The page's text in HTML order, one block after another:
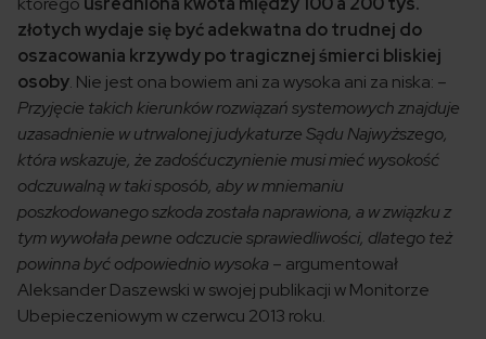
złotych wydaje się być adekwatna do trudnej do
oszacowania krzywdy po tragicznej śmierci bliskiej
osoby. Nie jest ona bowiem ani za wysoka ani za niska: –
Przyjęcie takich kierunków rozwiązań systemowych znajduje
uzasadnienie w utrwalonej judykaturze Sądu Najwyższego,
która wskazuje, że zadośćuczynienie musi mieć wysokość
odczuwalną w taki sposób, aby w mniemaniu
poszkodowanego szkoda została naprawiona, a w związku z
tym wywołała pewne odczucie sprawiedliwości, dlatego też
powinna być odpowiednio wysoka– argumentował
Aleksander Daszewski w swojej publikacji w Monitorze
Ubepieczeniowym w czerwcu 2013 roku.